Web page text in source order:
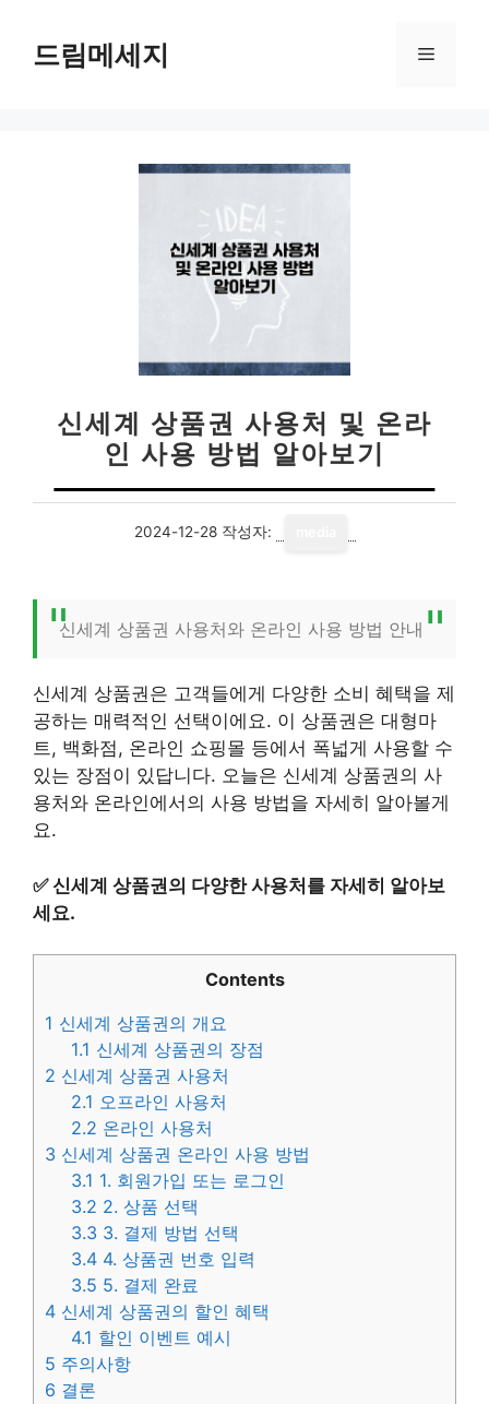
드림메세지 메
신세계 상품권 사용처 및 온라
인 사용 방법 알아보기
2024-12-28 작성자:
신세계 상품권 사용처와 온라인 사용 방법 안내
신세계 상품권은 고객들에게 다양한 소비 혜택을 제
공하는 매력적인 선택이에요. 이 상품권은 대형마
트, 백화점, 온라인 쇼핑몰 등에서 폭넓게 사용할 수
있는 장점이 있답니다. 오늘은 신세계 상품권의 사
용처와 온라인에서의 사용 방법을 자세히 알아볼게
요.
✅신세계 상품권의 다양한 사용처를 자세히 알아보
세요.
Contents
1 신세계 상품권의 개요
1.1 신세계 상품권의 장점
2 신세계 상품권 사용처
2.1 오프라인 사용처
2.2 온라인 사용처
3 신세계 상품권 온라인 사용 방법
3.1 1. 회원가입 또는 로그인
3.2 2. 상품 선택
3.3 3. 결제 방법 선택
3.4 4. 상품권 번호 입력
3.5 5. 결제 완료
4 신세계 상품권의 할인 혜택
4.1 할인 이벤트 예시
5 주의사항
6 결론